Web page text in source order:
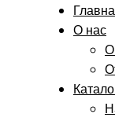
О нас